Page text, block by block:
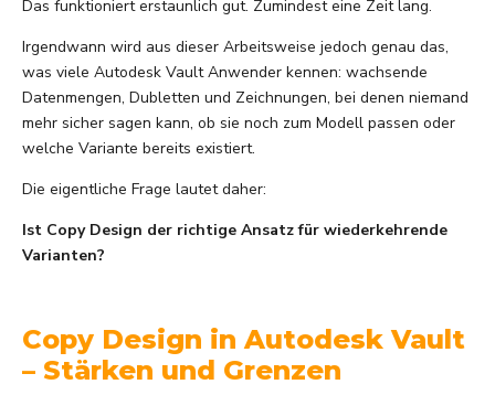
Das funktioniert erstaunlich gut. Zumindest eine Zeit lang.
Irgendwann wird aus dieser Arbeitsweise jedoch genau das,
was viele Autodesk Vault Anwender kennen: wachsende
Datenmengen, Dubletten und Zeichnungen, bei denen niemand
mehr sicher sagen kann, ob sie noch zum Modell passen oder
welche Variante bereits existiert.
Die eigentliche Frage lautet daher:
Ist Copy Design der richtige Ansatz für wiederkehrende
Varianten?
Copy Design in Autodesk Vault
– Stärken und Grenzen